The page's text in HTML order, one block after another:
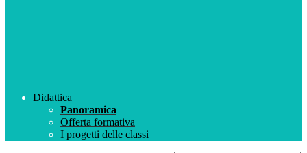
Didattica
Panoramica
Offerta formativa
I progetti delle classi